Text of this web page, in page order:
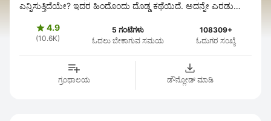
ಎನ್ನಿಸುತ್ತಿದೆಯೇ? ಇದರ ಹಿಂದೊಂದು ದೊಡ್ಡ ಕಥೆಯಿದೆ. ಅದನ್ನೇ ಎರಡು
4.9
(10.6K)
5 ಗಂಟೆಗಳು
ಓದಲು ಬೇಕಾಗುವ ಸಮಯ
108309+
ಓದುಗರ ಸಂಖ್ಯೆ
ಗ್ರಂಥಾಲಯ ಡೌನ್ಲೋಡ್ ಮಾಡಿ